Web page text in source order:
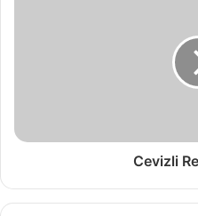
Cevizli